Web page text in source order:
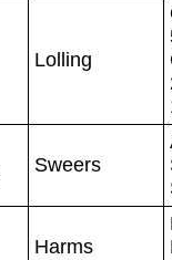
Lolling
Sweers
Harms